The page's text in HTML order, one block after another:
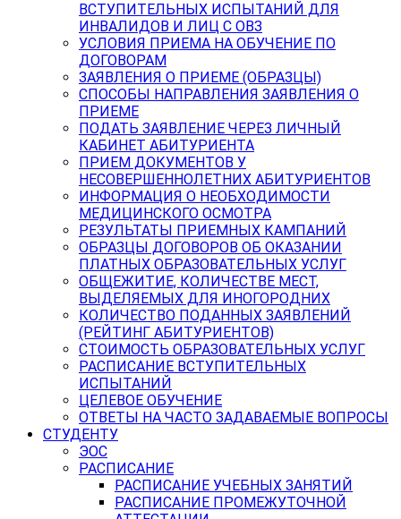
ВСТУПИТЕЛЬНЫХ ИСПЫТАНИЙ ДЛЯ
ИНВАЛИДОВ И ЛИЦ С ОВЗ
УСЛОВИЯ ПРИЕМА НА ОБУЧЕНИЕ ПО
ДОГОВОРАМ
ЗАЯВЛЕНИЯ О ПРИЕМЕ (ОБРАЗЦЫ)
СПОСОБЫ НАПРАВЛЕНИЯ ЗАЯВЛЕНИЯ О
ПРИЕМЕ
ПОДАТЬ ЗАЯВЛЕНИЕ ЧЕРЕЗ ЛИЧНЫЙ
КАБИНЕТ АБИТУРИЕНТА
ПРИЕМ ДОКУМЕНТОВ У
НЕСОВЕРШЕННОЛЕТНИХ АБИТУРИЕНТОВ
ИНФОРМАЦИЯ О НЕОБХОДИМОСТИ
МЕДИЦИНСКОГО ОСМОТРА
РЕЗУЛЬТАТЫ ПРИЕМНЫХ КАМПАНИЙ
ОБРАЗЦЫ ДОГОВОРОВ ОБ ОКАЗАНИИ
ПЛАТНЫХ ОБРАЗОВАТЕЛЬНЫХ УСЛУГ
ОБЩЕЖИТИЕ, КОЛИЧЕСТВЕ МЕСТ,
ВЫДЕЛЯЕМЫХ ДЛЯ ИНОГОРОДНИХ
КОЛИЧЕСТВО ПОДАННЫХ ЗАЯВЛЕНИЙ
(РЕЙТИНГ АБИТУРИЕНТОВ)
СТОИМОСТЬ ОБРАЗОВАТЕЛЬНЫХ УСЛУГ
РАСПИСАНИЕ ВСТУПИТЕЛЬНЫХ
ИСПЫТАНИЙ
ЦЕЛЕВОЕ ОБУЧЕНИЕ
ОТВЕТЫ НА ЧАСТО ЗАДАВАЕМЫЕ ВОПРОСЫ
СТУДЕНТУ
ЭОС
РАСПИСАНИЕ
РАСПИСАНИЕ УЧЕБНЫХ ЗАНЯТИЙ
РАСПИСАНИЕ ПРОМЕЖУТОЧНОЙ